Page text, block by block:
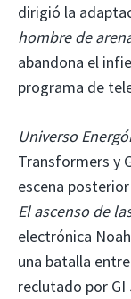
dirigió la
hombre de
abandona el
programa de
Universo
Transformers y
escena
El ascenso de
electrónica
una batalla
reclutado por GI